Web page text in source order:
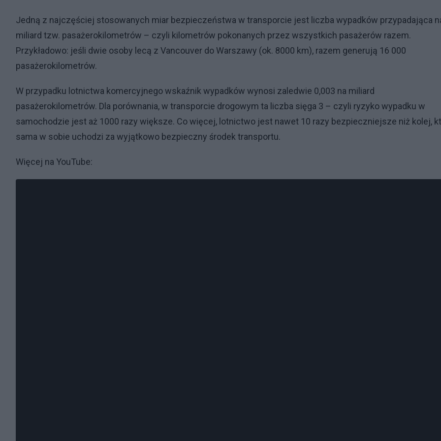
Jedną z najczęściej stosowanych miar bezpieczeństwa w transporcie jest liczba wypadków przypadająca
miliard tzw. pasażerokilometrów – czyli kilometrów pokonanych przez wszystkich pasażerów razem.
Przykładowo: jeśli dwie osoby lecą z Vancouver do Warszawy (ok. 8000 km), razem generują 16 000
pasażerokilometrów.
W przypadku lotnictwa komercyjnego wskaźnik wypadków wynosi zaledwie 0,003 na miliard
pasażerokilometrów. Dla porównania, w transporcie drogowym ta liczba sięga 3 – czyli ryzyko wypadku w
samochodzie jest aż 1000 razy większe. Co więcej, lotnictwo jest nawet 10 razy bezpieczniejsze niż kolej,
sama w sobie uchodzi za wyjątkowo bezpieczny środek transportu.
Więcej na YouTube: